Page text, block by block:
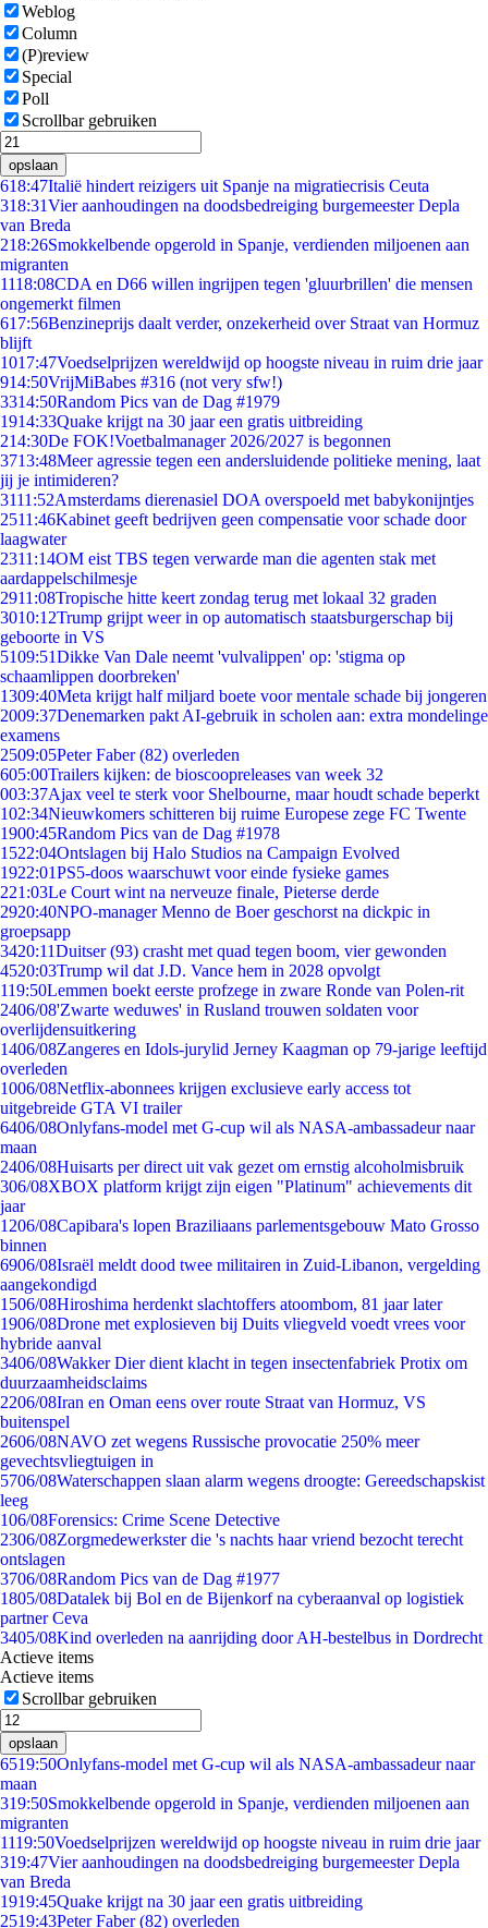
Weblog
Column
(P)review
Special
Poll
Scrollbar gebruiken
opslaan
618:47Italië hindert reizigers uit Spanje na migratiecrisis Ceuta
318:31Vier aanhoudingen na doodsbedreiging burgemeester Depla
van Breda
218:26Smokkelbende opgerold in Spanje, verdienden miljoenen aan
migranten
1118:08CDA en D66 willen ingrijpen tegen 'gluurbrillen' die mensen
ongemerkt filmen
617:56Benzineprijs daalt verder, onzekerheid over Straat van Hormuz
blijft
1017:47Voedselprijzen wereldwijd op hoogste niveau in ruim drie jaar
914:50VrijMiBabes #316 (not very sfw!)
3314:50Random Pics van de Dag #1979
1914:33Quake krijgt na 30 jaar een gratis uitbreiding
214:30De FOK!Voetbalmanager 2026/2027 is begonnen
3713:48Meer agressie tegen een andersluidende politieke mening, laat
jij je intimideren?
3111:52Amsterdams dierenasiel DOA overspoeld met babykonijntjes
2511:46Kabinet geeft bedrijven geen compensatie voor schade door
laagwater
2311:14OM eist TBS tegen verwarde man die agenten stak met
aardappelschilmesje
2911:08Tropische hitte keert zondag terug met lokaal 32 graden
3010:12Trump grijpt weer in op automatisch staatsburgerschap bij
geboorte in VS
5109:51Dikke Van Dale neemt 'vulvalippen' op: 'stigma op
schaamlippen doorbreken'
1309:40Meta krijgt half miljard boete voor mentale schade bij jongeren
2009:37Denemarken pakt AI-gebruik in scholen aan: extra mondelinge
examens
2509:05Peter Faber (82) overleden
605:00Trailers kijken: de bioscoopreleases van week 32
003:37Ajax veel te sterk voor Shelbourne, maar houdt schade beperkt
102:34Nieuwkomers schitteren bij ruime Europese zege FC Twente
1900:45Random Pics van de Dag #1978
1522:04Ontslagen bij Halo Studios na Campaign Evolved
1922:01PS5-doos waarschuwt voor einde fysieke games
221:03Le Court wint na nerveuze finale, Pieterse derde
2920:40NPO-manager Menno de Boer geschorst na dickpic in
groepsapp
3420:11Duitser (93) crasht met quad tegen boom, vier gewonden
4520:03Trump wil dat J.D. Vance hem in 2028 opvolgt
119:50Lemmen boekt eerste profzege in zware Ronde van Polen-rit
2406/08'Zwarte weduwes' in Rusland trouwen soldaten voor
overlijdensuitkering
1406/08Zangeres en Idols-jurylid Jerney Kaagman op 79-jarige leeftijd
overleden
1006/08Netflix-abonnees krijgen exclusieve early access tot
uitgebreide GTA VI trailer
6406/08Onlyfans-model met G-cup wil als NASA-ambassadeur naar
maan
2406/08Huisarts per direct uit vak gezet om ernstig alcoholmisbruik
306/08XBOX platform krijgt zijn eigen "Platinum" achievements dit
jaar
1206/08Capibara's lopen Braziliaans parlementsgebouw Mato Grosso
binnen
6906/08Israël meldt dood twee militairen in Zuid-Libanon, vergelding
aangekondigd
1506/08Hiroshima herdenkt slachtoffers atoombom, 81 jaar later
1906/08Drone met explosieven bij Duits vliegveld voedt vrees voor
hybride aanval
3406/08Wakker Dier dient klacht in tegen insectenfabriek Protix om
duurzaamheidsclaims
2206/08Iran en Oman eens over route Straat van Hormuz, VS
buitenspel
2606/08NAVO zet wegens Russische provocatie 250% meer
gevechtsvliegtuigen in
5706/08Waterschappen slaan alarm wegens droogte: Gereedschapskist
leeg
106/08Forensics: Crime Scene Detective
2306/08Zorgmedewerkster die 's nachts haar vriend bezocht terecht
ontslagen
3706/08Random Pics van de Dag #1977
1805/08Datalek bij Bol en de Bijenkorf na cyberaanval op logistiek
partner Ceva
3405/08Kind overleden na aanrijding door AH-bestelbus in Dordrecht
Actieve items
Actieve items
Scrollbar gebruiken
opslaan
6519:50Onlyfans-model met G-cup wil als NASA-ambassadeur naar
maan
319:50Smokkelbende opgerold in Spanje, verdienden miljoenen aan
migranten
1119:50Voedselprijzen wereldwijd op hoogste niveau in ruim drie jaar
319:47Vier aanhoudingen na doodsbedreiging burgemeester Depla
van Breda
1919:45Quake krijgt na 30 jaar een gratis uitbreiding
2519:43Peter Faber (82) overleden